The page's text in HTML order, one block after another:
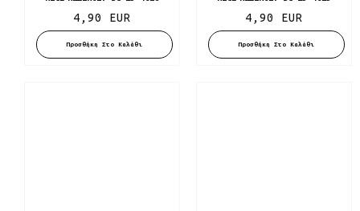
4,90 EUR
Προσθήκη Στο Καλάθι
4,90 EUR
Προσθήκη Στο Καλάθι